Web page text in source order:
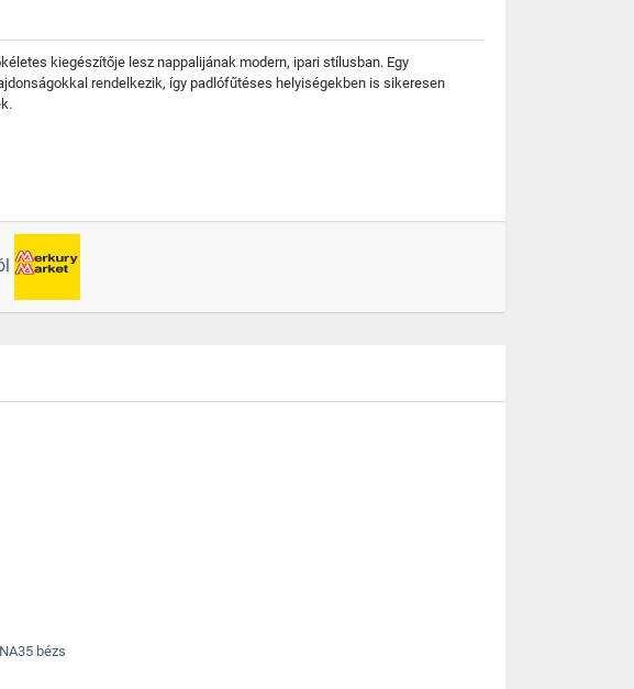
kiegészítője lesz nappalijának modern, ipari stílusban. Egy
rendelkezik, így padlófűtéses helyiségekben is sikeresen
bézs